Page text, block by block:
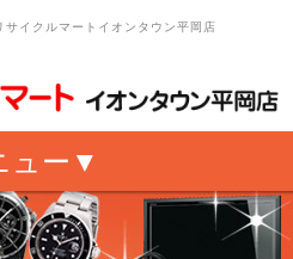
イクルマートイオンタウン平岡店